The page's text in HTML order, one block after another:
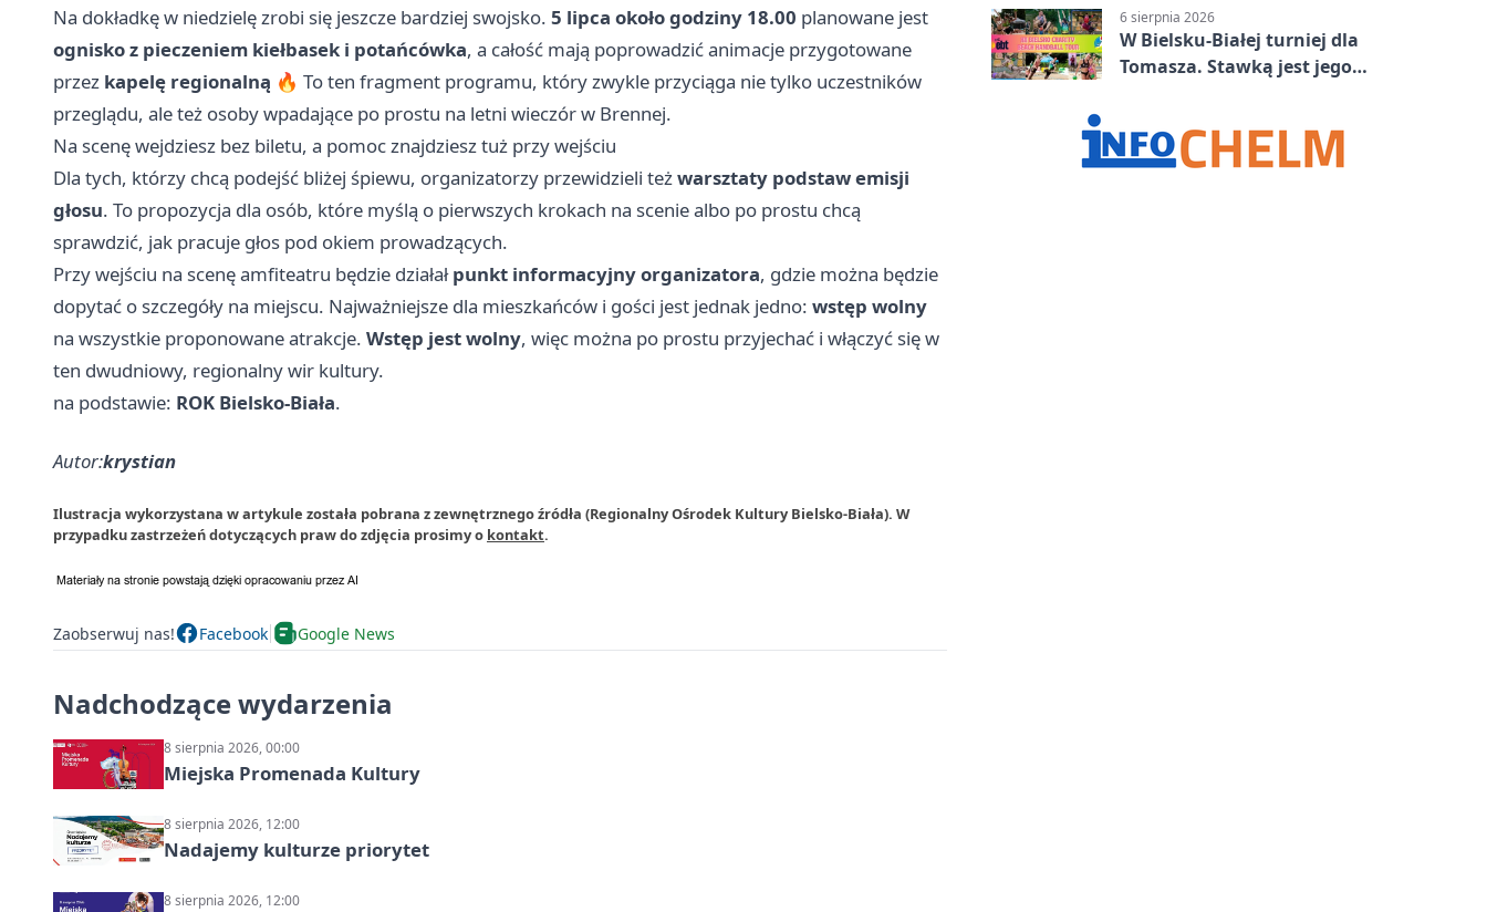
Na dokładkę w niedzielę zrobi się jeszcze bardziej swojsko. 5 lipca około godziny 18.00 planowane jest
ognisko z pieczeniem kiełbasek i potańcówka, a całość mają poprowadzić animacje przygotowane
przez kapelę regionalną 🔥 To ten fragment programu, który zwykle przyciąga nie tylko uczestników
przeglądu, ale też osoby wpadające po prostu na letni wieczór w Brennej.
Na scenę wejdziesz bez biletu, a pomoc znajdziesz tuż przy wejściu
Dla tych, którzy chcą podejść bliżej śpiewu, organizatorzy przewidzieli teżwarsztaty podstaw emisji
głosu. To propozycja dla osób, które myślą o pierwszych krokach na scenie albo po prostu chcą
sprawdzić, jak pracuje głos pod okiem prowadzących.
Przy wejściu na scenę amfiteatru będzie działałpunkt informacyjny organizatora, gdzie można będzie
dopytać o szczegóły na miejscu. Najważniejsze dla mieszkańców i gości jest jednak jedno: wstęp wolny
na wszystkie proponowane atrakcje. Wstęp jest wolny, więc można po prostu przyjechać i włączyć się w
ten dwudniowy, regionalny wir kultury.
na podstawie: ROK Bielsko-Biała.
Autor:krystian
Ilustracja wykorzystana w artykule została pobrana z zewnętrznego źródła (Regionalny Ośrodek Kultury Bielsko-Biała). W
przypadku zastrzeżeń dotyczących praw do zdjęcia prosimy o kontakt.
Zaobserwuj nas! Facebook Google News
Nadchodzące wydarzenia
8 sierpnia 2026, 00:00
Miejska Promenada Kultury
8 sierpnia 2026, 12:00
Nadajemy kulturze priorytet
8 sierpnia 2026, 12:00
6 sierpnia 2026
W Bielsku-Białej turniej dla
Tomasza. Stawką jest jego